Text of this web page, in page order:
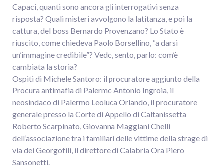
Capaci, quanti sono ancora gli interrogativi senza
risposta? Quali misteri avvolgono la latitanza, e poi la
cattura, del boss Bernardo Provenzano? Lo Stato è
riuscito, come chiedeva Paolo Borsellino, “a darsi
un’immagine credibile”? Vedo, sento, parlo: com’è
cambiata la storia?
Ospiti di Michele Santoro: il procuratore aggiunto della
Procura antimafia di Palermo Antonio Ingroia, il
neosindaco di Palermo Leoluca Orlando, il procuratore
generale presso la Corte di Appello di Caltanissetta
Roberto Scarpinato, Giovanna Maggiani Chelli
dell’associazione tra i familiari delle vittime della strage di
via dei Georgofili, il direttore di Calabria Ora Piero
Sansonetti.